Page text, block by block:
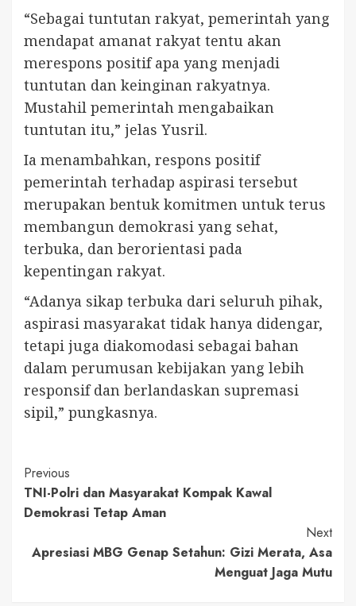
“Sebagai tuntutan rakyat, pemerintah yang
mendapat amanat rakyat tentu akan
merespons positif apa yang menjadi
tuntutan dan keinginan rakyatnya.
Mustahil pemerintah mengabaikan
tuntutan itu,” jelas Yusril.
Ia menambahkan, respons positif
pemerintah terhadap aspirasi tersebut
merupakan bentuk komitmen untuk terus
membangun demokrasi yang sehat,
terbuka, dan berorientasi pada
kepentingan rakyat.
“Adanya sikap terbuka dari seluruh pihak,
aspirasi masyarakat tidak hanya didengar,
tetapi juga diakomodasi sebagai bahan
dalam perumusan kebijakan yang lebih
responsif dan berlandaskan supremasi
sipil,” pungkasnya.
Continue
Reading
Previous
TNI-Polri dan Masyarakat Kompak Kawal
Demokrasi Tetap Aman
Next
Apresiasi MBG Genap Setahun: Gizi Merata, Asa
Menguat Jaga Mutu